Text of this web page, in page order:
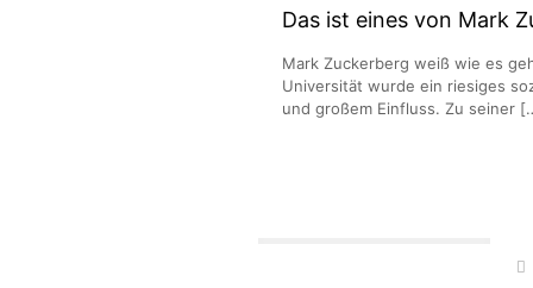
Das ist eines von Mark
Mark Zuckerberg weiß wie es
Universität wurde ein riesiges
und großem Einfluss. Zu seiner